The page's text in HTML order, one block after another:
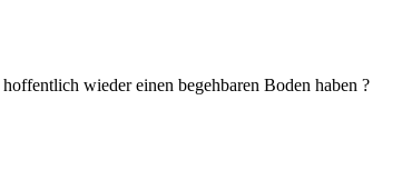
wieder einen begehbaren Boden haben ?